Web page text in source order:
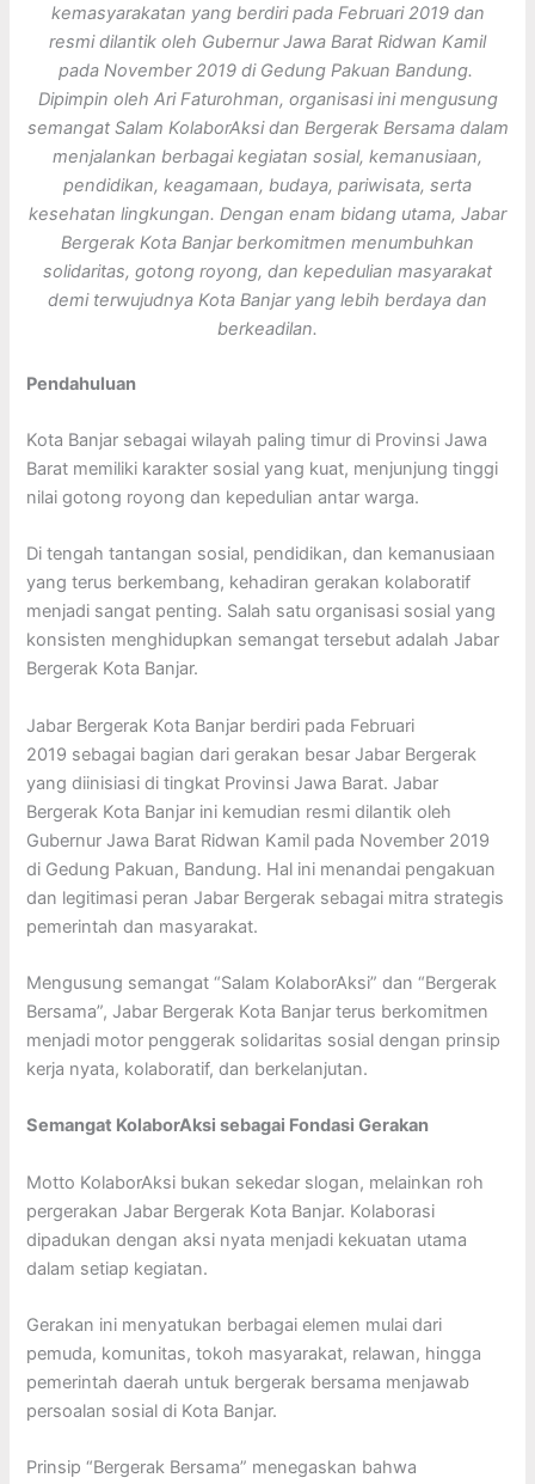
kemasyarakatan yang berdiri pada Februari 2019 dan
resmi dilantik oleh Gubernur Jawa Barat Ridwan Kamil
pada November 2019 di Gedung Pakuan Bandung.
Dipimpin oleh Ari Faturohman, organisasi ini mengusung
semangat Salam KolaborAksi dan Bergerak Bersama dalam
menjalankan berbagai kegiatan sosial, kemanusiaan,
pendidikan, keagamaan, budaya, pariwisata, serta
kesehatan lingkungan. Dengan enam bidang utama, Jabar
Bergerak Kota Banjar berkomitmen menumbuhkan
solidaritas, gotong royong, dan kepedulian masyarakat
demi terwujudnya Kota Banjar yang lebih berdaya dan
berkeadilan.
Pendahuluan
Kota Banjar sebagai wilayah paling timur di Provinsi Jawa
Barat memiliki karakter sosial yang kuat, menjunjung tinggi
nilai gotong royong dan kepedulian antar warga.
Di tengah tantangan sosial, pendidikan, dan kemanusiaan
yang terus berkembang, kehadiran gerakan kolaboratif
menjadi sangat penting. Salah satu organisasi sosial yang
konsisten menghidupkan semangat tersebut adalah Jabar
Bergerak Kota Banjar.
Jabar Bergerak Kota Banjar berdiri pada Februari
2019 sebagai bagian dari gerakan besar Jabar Bergerak
yang diinisiasi di tingkat Provinsi Jawa Barat. Jabar
Bergerak Kota Banjar ini kemudian resmi dilantik oleh
Gubernur Jawa Barat Ridwan Kamil pada November 2019
di Gedung Pakuan, Bandung. Hal ini menandai pengakuan
dan legitimasi peran Jabar Bergerak sebagai mitra strategis
pemerintah dan masyarakat.
Mengusung semangat “Salam KolaborAksi” dan “Bergerak
Bersama”, Jabar Bergerak Kota Banjar terus berkomitmen
menjadi motor penggerak solidaritas sosial dengan prinsip
kerja nyata, kolaboratif, dan berkelanjutan.
Semangat KolaborAksi sebagai Fondasi Gerakan
Motto KolaborAksi bukan sekedar slogan, melainkan roh
pergerakan Jabar Bergerak Kota Banjar. Kolaborasi
dipadukan dengan aksi nyata menjadi kekuatan utama
dalam setiap kegiatan.
Gerakan ini menyatukan berbagai elemen mulai dari
pemuda, komunitas, tokoh masyarakat, relawan, hingga
pemerintah daerah untuk bergerak bersama menjawab
persoalan sosial di Kota Banjar.
Prinsip “Bergerak Bersama” menegaskan bahwa